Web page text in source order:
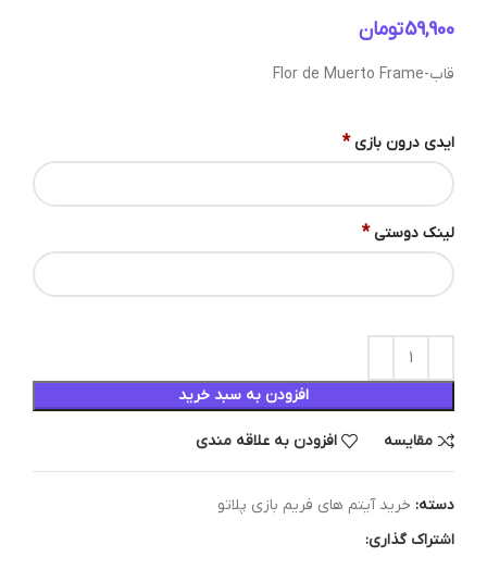
تومان
قاب-Flor de Muerto Frame
ایدی درون بازی *
لینک دوستی *
افزودن به سبد خرید
مقایسه افزودن به علاقه مندی
دسته: خرید آیتم های فریم بازی پلاتو
اشتراک گذاری: